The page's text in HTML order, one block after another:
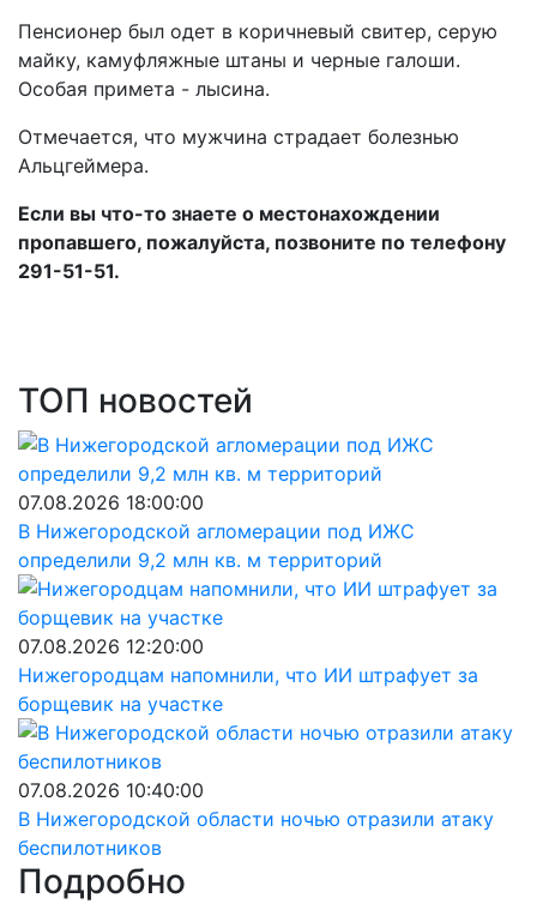
Пенсионер был одет в коричневый свитер, серую
майку, камуфляжные штаны и черные галоши.
Особая примета - лысина.
Отмечается, что мужчина страдает болезнью
Альцгеймера.
Если вы что-то знаете о местонахождении
пропавшего, пожалуйста, позвоните по телефону
291-51-51.
ТОП новостей
07.08.2026 18:00:00
В Нижегородской агломерации под ИЖС
определили 9,2 млн кв. м территорий
07.08.2026 12:20:00
Нижегородцам напомнили, что ИИ штрафует за
борщевик на участке
07.08.2026 10:40:00
В Нижегородской области ночью отразили атаку
беспилотников
Подробно